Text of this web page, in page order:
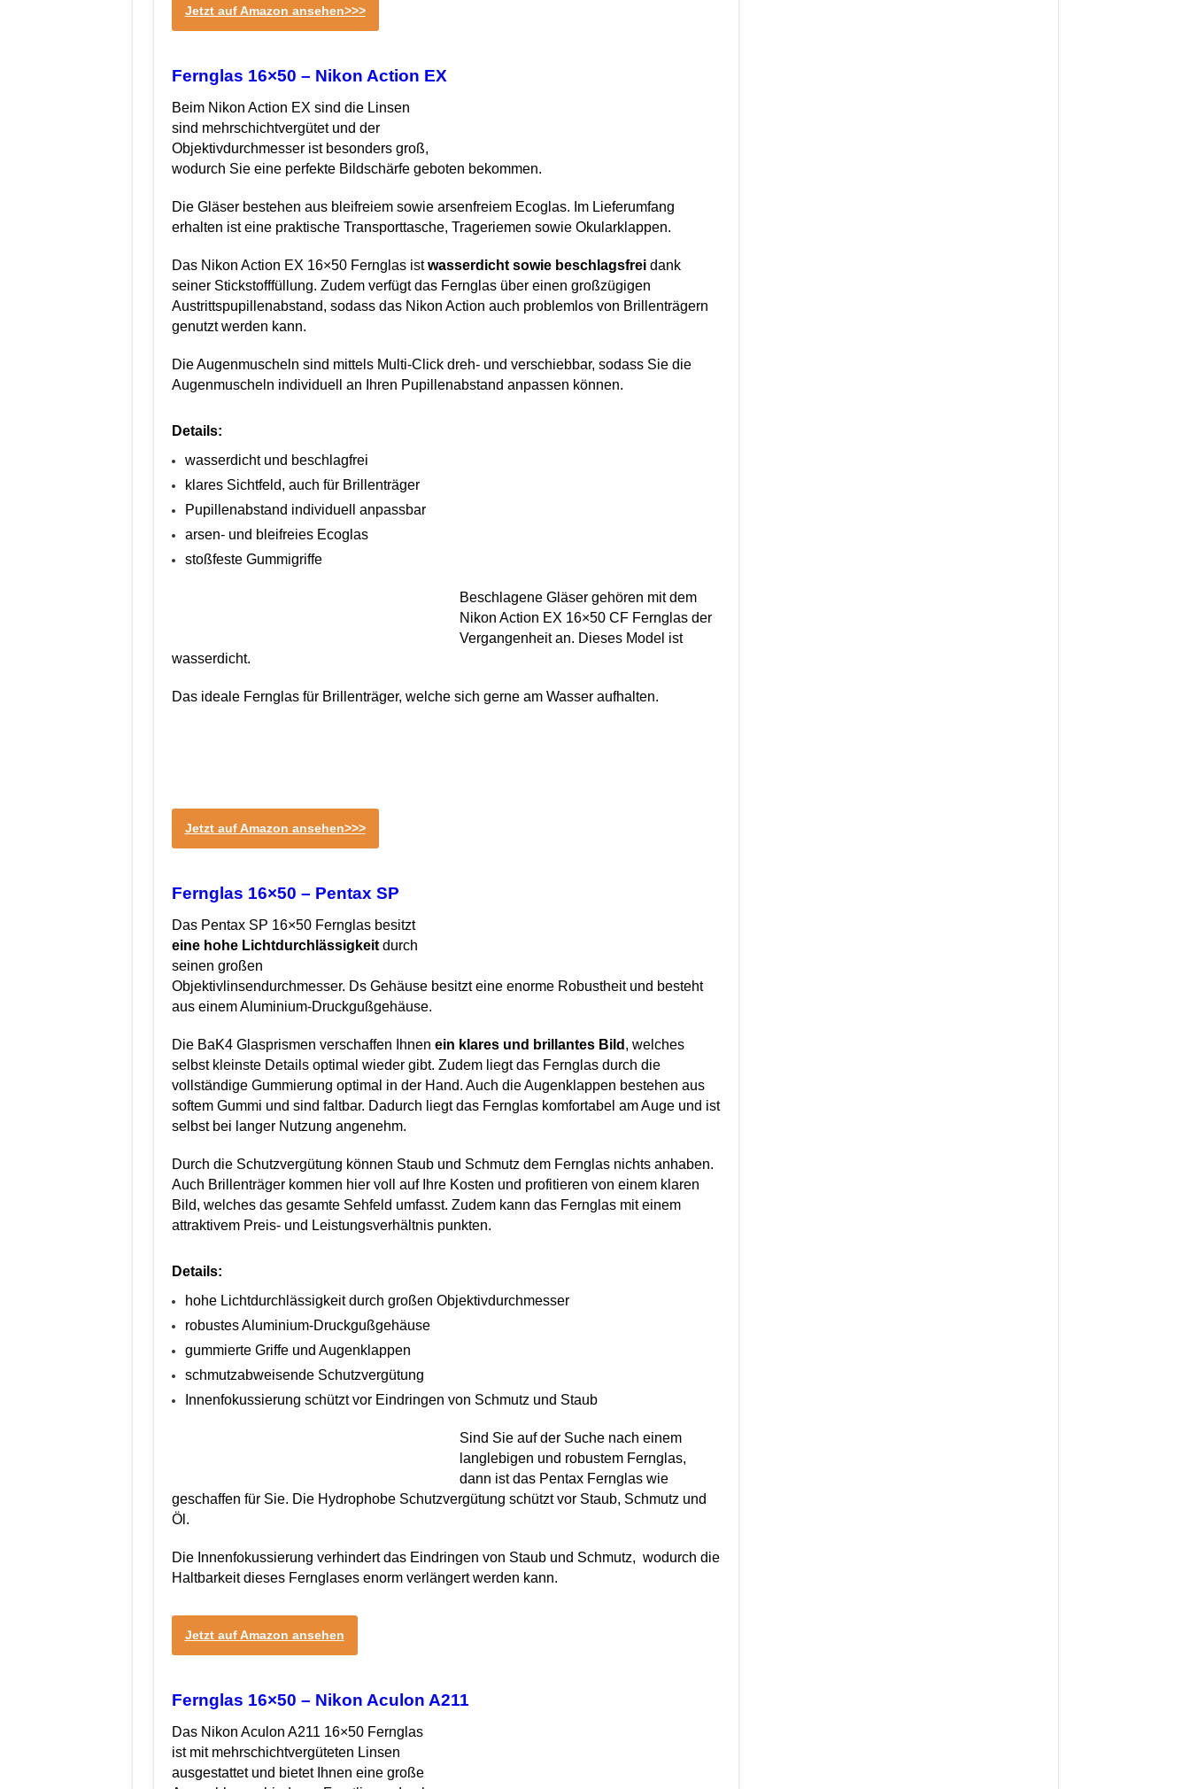
Jetzt auf Amazon ansehen>>>
Fernglas 16×50 – Nikon Action EX
Beim Nikon Action EX sind die Linsen
sind mehrschichtvergütet und der
Objektivdurchmesser ist besonders groß,
wodurch Sie eine perfekte Bildschärfe geboten bekommen.
Die Gläser bestehen aus bleifreiem sowie arsenfreiem Ecoglas. Im Lieferumfang
erhalten ist eine praktische Transporttasche, Trageriemen sowie Okularklappen.
Das Nikon Action EX 16×50 Fernglas istwasserdicht sowie beschlagsfreidank
seiner Stickstofffüllung. Zudem verfügt das Fernglas über einen großzügigen
Austrittspupillenabstand, sodass das Nikon Action auch problemlos von Brillenträgern
genutzt werden kann.
Die Augenmuscheln sind mittels Multi-Click dreh- und verschiebbar, sodass Sie die
Augenmuscheln individuell an Ihren Pupillenabstand anpassen können.
Details:
wasserdicht und beschlagfrei
klares Sichtfeld, auch für Brillenträger
Pupillenabstand individuell anpassbar
arsen- und bleifreies Ecoglas
stoßfeste Gummigriffe
Beschlagene Gläser gehören mit dem
Nikon Action EX 16×50 CF Fernglas der
Vergangenheit an. Dieses Model ist
wasserdicht.
Das ideale Fernglas für Brillenträger, welche sich gerne am Wasser aufhalten.
Jetzt auf Amazon ansehen>>>
Fernglas 16×50 – Pentax SP
Das Pentax SP 16×50 Fernglas besitzt
eine hohe Lichtdurchlässigkeitdurch
seinen großen
Objektivlinsendurchmesser. Ds Gehäuse besitzt eine enorme Robustheit und besteht
aus einem Aluminium-Druckgußgehäuse.
Die BaK4 Glasprismen verschaffen Ihnen ein klares und brillantes Bild , welches
selbst kleinste Details optimal wieder gibt. Zudem liegt das Fernglas durch die
vollständige Gummierung optimal in der Hand. Auch die Augenklappen bestehen aus
softem Gummi und sind faltbar. Dadurch liegt das Fernglas komfortabel am Auge und ist
selbst bei langer Nutzung angenehm.
Durch die Schutzvergütung können Staub und Schmutz dem Fernglas nichts anhaben.
Auch Brillenträger kommen hier voll auf Ihre Kosten und profitieren von einem klaren
Bild, welches das gesamte Sehfeld umfasst. Zudem kann das Fernglas mit einem
attraktivem Preis- und Leistungsverhältnis punkten.
Details:
hohe Lichtdurchlässigkeit durch großen Objektivdurchmesser
robustes Aluminium-Druckgußgehäuse
gummierte Griffe und Augenklappen
schmutzabweisende Schutzvergütung
Innenfokussierung schützt vor Eindringen von Schmutz und Staub
Sind Sie auf der Suche nach einem
langlebigen und robustem Fernglas,
dann ist das Pentax Fernglas wie
geschaffen für Sie. Die Hydrophobe Schutzvergütung schützt vor Staub, Schmutz und
Öl.
Die Innenfokussierung verhindert das Eindringen von Staub und Schmutz, wodurch die
Haltbarkeit dieses Fernglases enorm verlängert werden kann.
Jetzt auf Amazon ansehen
Fernglas 16×50 – Nikon Aculon A211
Das Nikon Aculon A211 16×50 Fernglas
ist mit mehrschichtvergüteten Linsen
ausgestattet und bietet Ihnen eine große